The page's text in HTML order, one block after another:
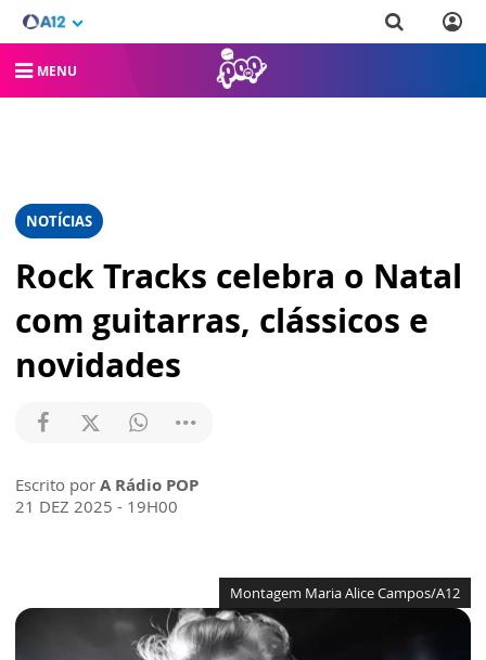
MENU
NOTÍCIAS
Rock Tracks celebra o Natal
com guitarras, clássicos e
novidades
Escrito por A Rádio POP
21 DEZ 2025 - 19H00
Montagem Maria Alice Campos/A12